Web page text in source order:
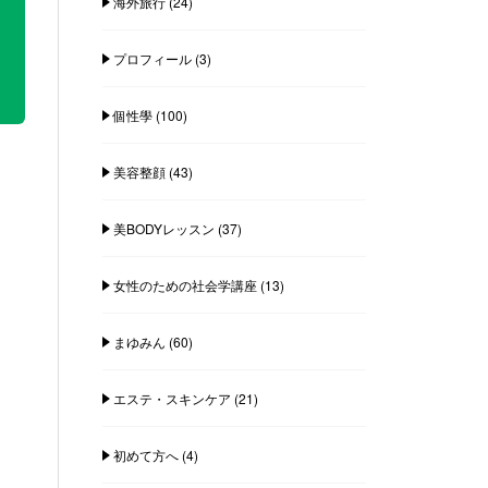
プロフィール(3)
個性學(100)
美容整顔(43)
美BODYレッスン (37)
女性のための社会学講座(13)
まゆみん (60)
エステ・スキンケア (21)
初めて方へ(4)